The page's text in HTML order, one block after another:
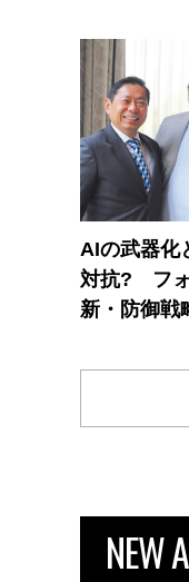
AIの武器化
対抗? フォ
新・防御戦
NEW